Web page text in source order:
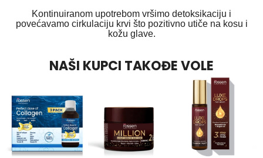
Kontinuiranom upotrebom vršimo detoksikaciju i
povećavamo cirkulaciju krvi što pozitivno utiče na kosu i
kožu glave.
NAŠI KUPCI TAKOĐE VOLE